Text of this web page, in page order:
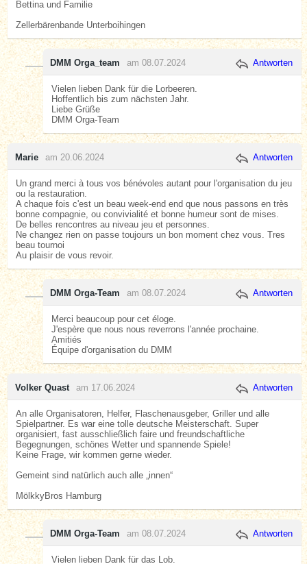
Bettina und Familie
Zellerbärenbande Unterboihingen
DMM Orga_team am 08.07.2024 Antworten
Vielen lieben Dank für die Lorbeeren.
Hoffentlich bis zum nächsten Jahr.
Liebe Grüße
DMM Orga-Team
Marie am 20.06.2024 Antworten
Un grand merci à tous vos bénévoles autant pour l'organisation du jeu
ou la restauration.
A chaque fois c'est un beau week-end end que nous passons en très
bonne compagnie, ou convivialité et bonne humeur sont de mises.
De belles rencontres au niveau jeu et personnes.
Ne changez rien on passe toujours un bon moment chez vous. Tres
beau tournoi
Au plaisir de vous revoir.
DMM Orga-Team am 08.07.2024 Antworten
Merci beaucoup pour cet éloge.
J'espère que nous nous reverrons l'année prochaine.
Amitiés
Équipe d'organisation du DMM
Volker Quast am 17.06.2024 Antworten
An alle Organisatoren, Helfer, Flaschenausgeber, Griller und alle
Spielpartner. Es war eine tolle deutsche Meisterschaft. Super
organisiert, fast ausschließlich faire und freundschaftliche
Begegnungen, schönes Wetter und spannende Spiele!
Keine Frage, wir kommen gerne wieder.
Gemeint sind natürlich auch alle „innen“
MölkkyBros Hamburg
DMM Orga-Team am 08.07.2024 Antworten
Vielen lieben Dank für das Lob.